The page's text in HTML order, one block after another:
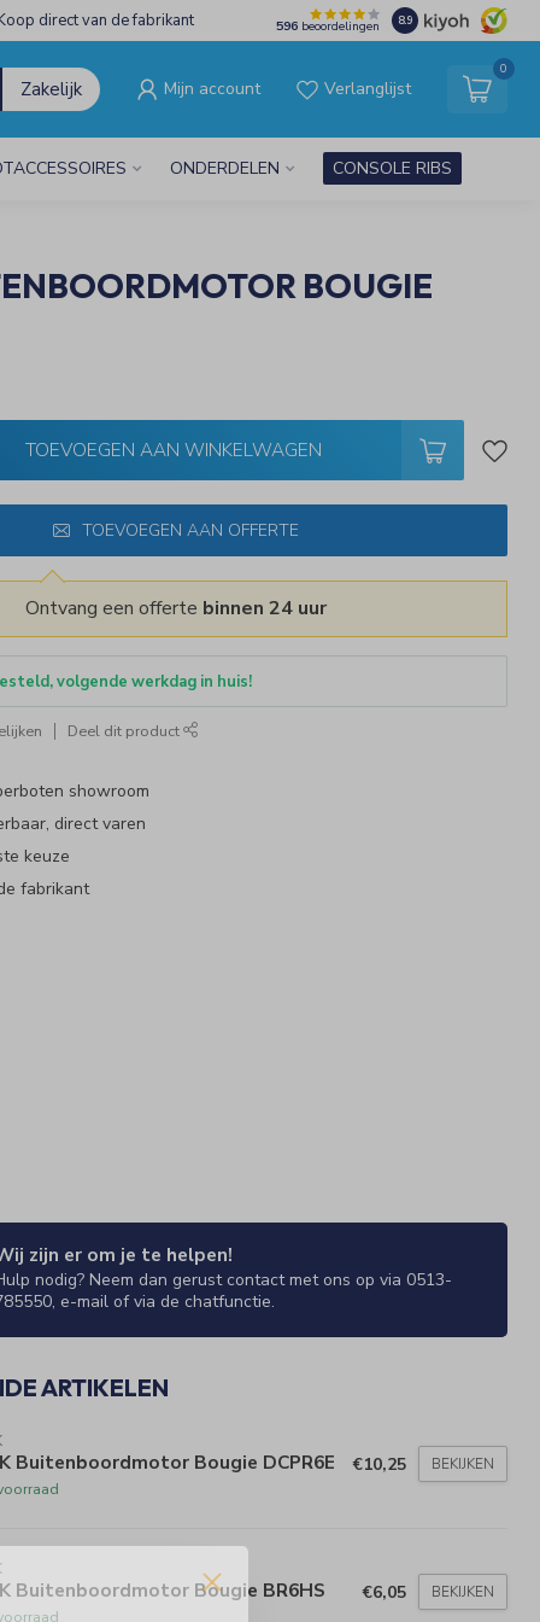
direct van de fabrikant 596 beoordelingen 8.9
Zakelijk Mijn account Verlanglijst
0
ONDERDELEN CONSOLE RIBS
BOUGIE
TOEVOEGEN AAN WINKELWAGEN
TOEVOEGEN AAN OFFERTE
Ontvang een offerte binnen 24 uur
volgende werkdag in huis!
Deel dit product
showroom
direct varen
keuze
fabrikant
zijn er om je te helpen!
nodig? Neem dan gerust contact met ons op via 0513-
e-mail of via de chatfunctie.
ARTIKELEN
Buitenboordmotor Bougie DCPR6E €10,25 BEKIJKEN
Buitenboordmotor Bougie BR6HS €6,05 BEKIJKEN